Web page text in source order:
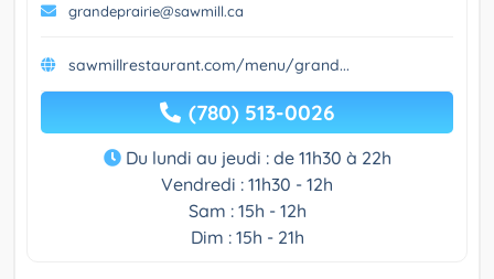
grandeprairie@sawmill.ca
sawmillrestaurant.com/menu/grand...
(780) 513-0026
Du lundi au jeudi : de 11h30 à 22h
Vendredi : 11h30 - 12h
Sam : 15h - 12h
Dim : 15h - 21h